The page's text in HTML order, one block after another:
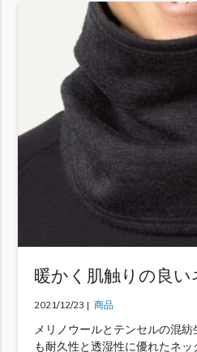
暖かく肌触りの良
2021/12/23 | 商品
メリノウールとテンセルの混
も耐久性と透湿性に優れたネ